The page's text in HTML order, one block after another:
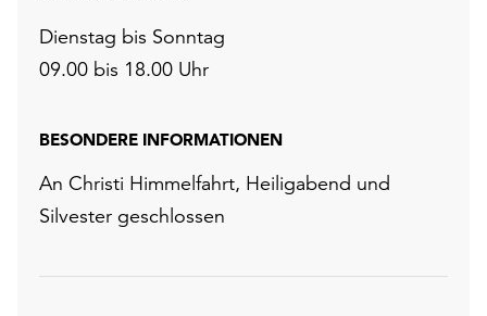
Dienstag bis Sonntag
09.00 bis 18.00 Uhr
BESONDERE INFORMATIONEN
An Christi Himmelfahrt, Heiligabend und
Silvester geschlossen